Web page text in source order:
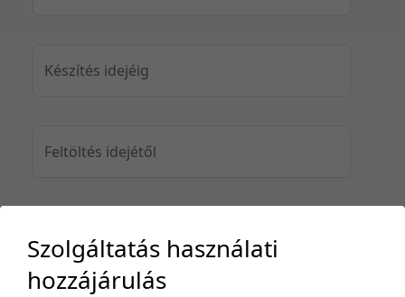
Készítés idejéig
Feltöltés idejétől
Szolgáltatás használati
hozzájárulás